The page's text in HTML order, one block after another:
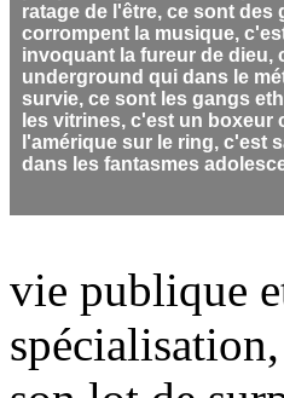
ratage de l'être, ce sont
corrompent la musique,
invoquant la fureur de dieu,
underground qui dans le
survie, ce sont les gangs
les vitrines, c'est un boxeur
l'amérique sur le ring, c'est
dans les fantasmes
vie publique